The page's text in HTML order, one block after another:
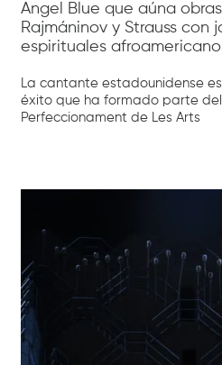
Angel Blue que aúna
Rajmáninov y Strauss con
espirituales
La cantante estadounidense
éxito que ha formado parte
Perfeccionament de Les Arts